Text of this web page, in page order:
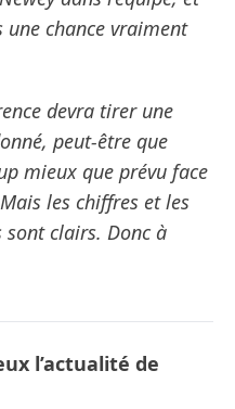
une chance vraiment
devra tirer une
peut-être que
mieux que prévu face
les chiffres et les
clairs. Donc à
l’actualité de